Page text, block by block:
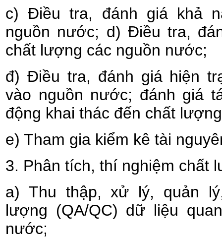
c) Điều tra, đánh giá khả
nguồn nước; d) Điều tra,
chất lượng các nguồn nước;
đ) Điều tra, đánh giá hiện
vào nguồn nước; đánh giá
động khai thác đến chất
e) Tham gia kiểm kê tài
3. Phân tích, thí nghiệm chất
a) Thu thập, xử lý, quản
lượng (QA/QC) dữ liệu
nước;